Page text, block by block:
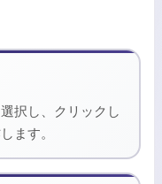
択し、クリックし
ます。